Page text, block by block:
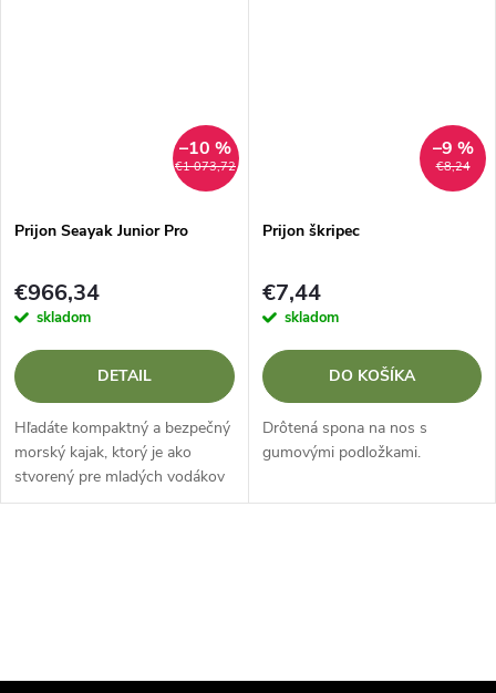
€1 073,72
–10 %
Prijon Seayak Junior Pro
€966,34
skladom
DETAIL
Hľadáte kompaktný a bezpečný
morský kajak, ktorý je ako
stvorený pre mladých vodákov
a menšie postavy? Prijon
€8,24
–9 %
Prijon škripec
€7,44
skladom
DO KOŠÍKA
Drôtená spona na nos s
gumovými podložkami.